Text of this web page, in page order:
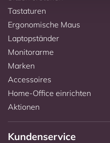
Tastaturen
Ergonomische Maus
Laptopständer
Monitorarme
Marken
Accessoires
Home-Office einrichten
Aktionen
Kundenservice